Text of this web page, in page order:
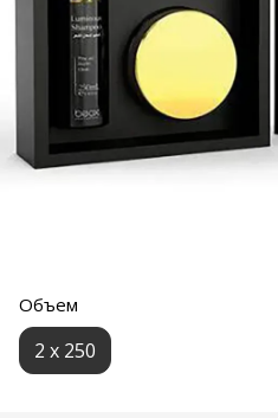
Объем
2 x 250